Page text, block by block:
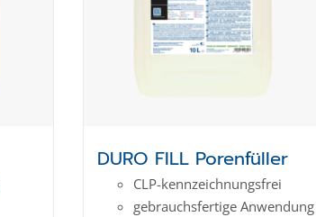
DURO FILL Porenfüller
CLP-kenn­zeich­­nungs­frei
gebrauchsfertige Anwendung